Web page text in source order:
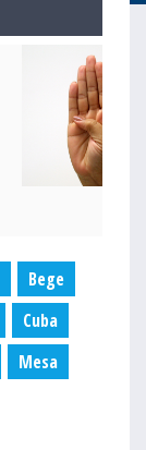
Bege
Cuba
Mesa